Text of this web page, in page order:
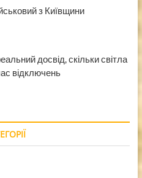
з Київщини
досвід, скільки світла
відключень